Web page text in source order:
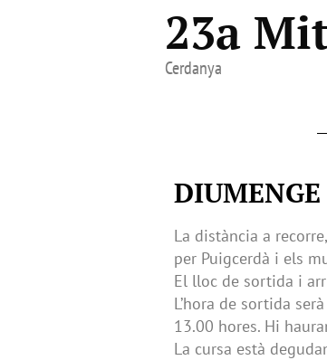
23a
Cerdanya
DIUMENGE
La distància a
per Puigcerdà i els
El lloc de sortida i
L’hora de sortida
13.00 hores. Hi
La cursa està